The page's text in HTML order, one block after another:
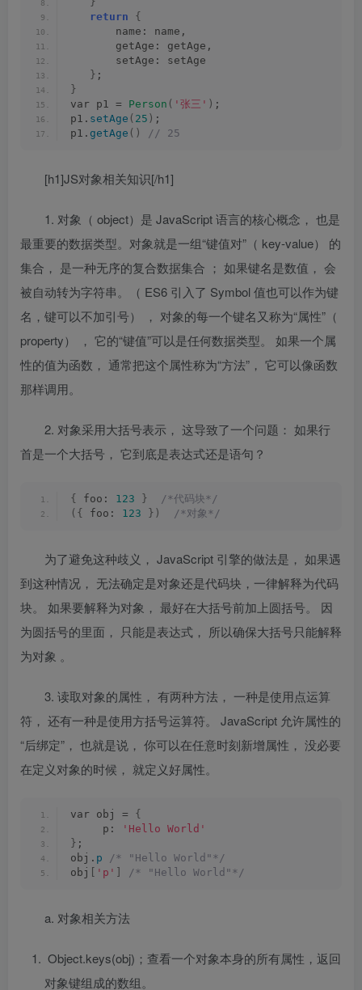
return
{
       name: name,
       getAge: getAge,
       setAge: setAge
} ;
}
var p1 = Person ( '张三' ) ;
p1. setAge ( 25 ) ;
p1. getAge () // 25
[h1]JS对象相关知识[/h1]
1. 对象（ object）是 JavaScript语言的核心概念， 也是
最重要的数据类型。对象就是一组“键值对” （ key-value） 的
集合， 是一种无序的复合数据集合 ； 如果键名是数值， 会
被自动转为字符串。
（ ES6 引入了 Symbol 值也可以作为键
名，键可以不加引号） ， 对象的每一个键名又称为“属性” （
property） ， 它的“键值”可以是任何数据类型。 如果一个属
性的值为函数， 通常把这个属性称为“方法” ， 它可以像函数
那样调用。
2. 对象采用大括号表示， 这导致了一个问题： 如果行
首是一个大括号， 它到底是表达式还是语句？
{ foo: 123 }
/*代码块*/
({
foo: 123 }) /*对象*/
为了避免这种歧义， JavaScript 引擎的做法是， 如果遇
到这种情况， 无法确定是对象还是代码块，一律解释为代码
块。 如果要解释为对象， 最好在大括号前加上圆括号。 因
为圆括号的里面， 只能是表达式， 所以确保大括号只能解释
为对象 。
3. 读取对象的属性， 有两种方法， 一种是使用点运算
符， 还有一种是使用方括号运算符。 JavaScript 允许属性的
“后绑定” ， 也就是说， 你可以在任意时刻新增属性， 没必要
在定义对象的时候， 就定义好属性。
var obj = {
     p:
'Hello World'
} ;
obj. p
/* "Hello World"*/
obj
'p' /* "Hello World"*/
a. 对象相关方法
Object.keys(obj)； 查看一个对象本身的所有属性，返回
对象键组成的数组。